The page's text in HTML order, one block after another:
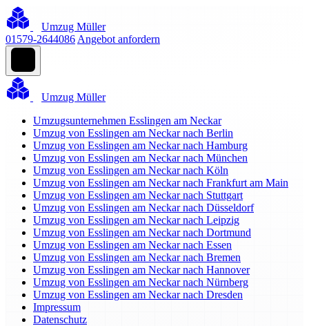
Umzug Müller
01579-2644086 Angebot anfordern
Umzug Müller
Umzugsunternehmen Esslingen am Neckar
Umzug von Esslingen am Neckar nach Berlin
Umzug von Esslingen am Neckar nach Hamburg
Umzug von Esslingen am Neckar nach München
Umzug von Esslingen am Neckar nach Köln
Umzug von Esslingen am Neckar nach Frankfurt am Main
Umzug von Esslingen am Neckar nach Stuttgart
Umzug von Esslingen am Neckar nach Düsseldorf
Umzug von Esslingen am Neckar nach Leipzig
Umzug von Esslingen am Neckar nach Dortmund
Umzug von Esslingen am Neckar nach Essen
Umzug von Esslingen am Neckar nach Bremen
Umzug von Esslingen am Neckar nach Hannover
Umzug von Esslingen am Neckar nach Nürnberg
Umzug von Esslingen am Neckar nach Dresden
Impressum
Datenschutz